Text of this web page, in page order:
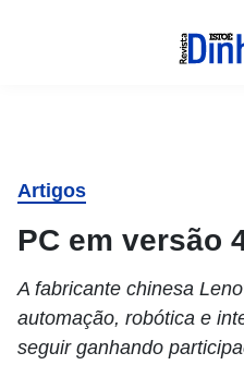
Artigos
PC em versão
A fabricante chinesa
automação, robótica e
seguir ganhando